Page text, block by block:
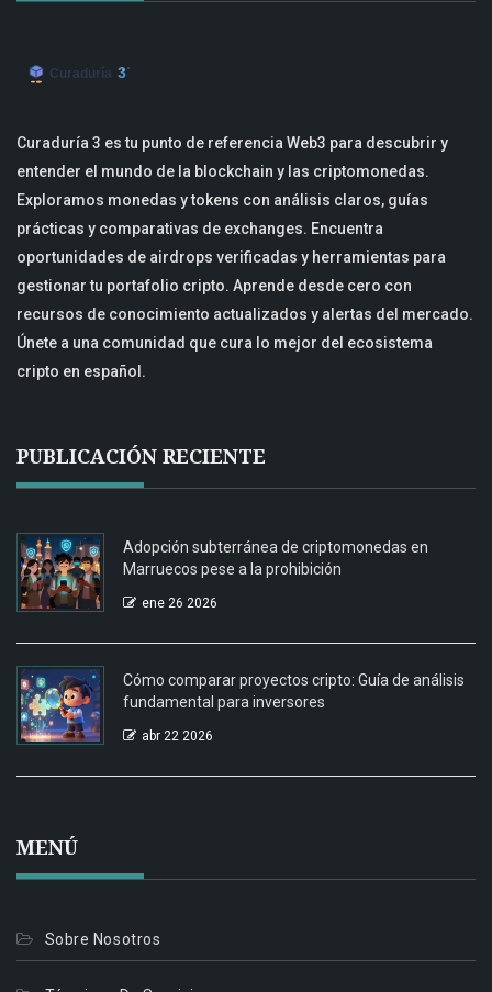
Curaduría 3 es tu punto de referencia Web3 para descubrir y
entender el mundo de la blockchain y las criptomonedas.
Exploramos monedas y tokens con análisis claros, guías
prácticas y comparativas de exchanges. Encuentra
oportunidades de airdrops verificadas y herramientas para
gestionar tu portafolio cripto. Aprende desde cero con
recursos de conocimiento actualizados y alertas del mercado.
Únete a una comunidad que cura lo mejor del ecosistema
cripto en español.
PUBLICACIÓN RECIENTE
Adopción subterránea de criptomonedas en
Marruecos pese a la prohibición
ene 26 2026
Cómo comparar proyectos cripto: Guía de análisis
fundamental para inversores
abr 22 2026
MENÚ
Sobre Nosotros